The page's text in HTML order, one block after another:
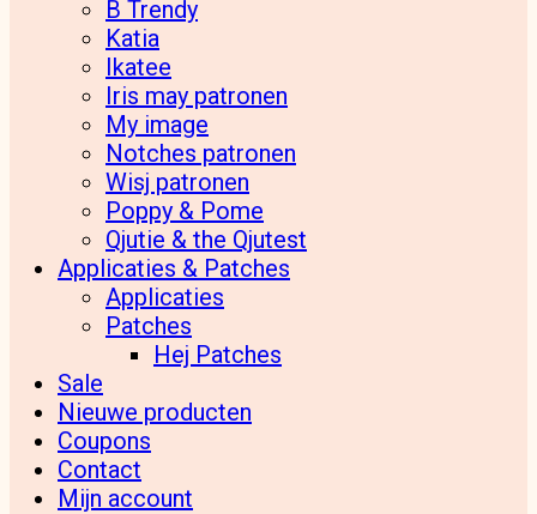
B Trendy
Katia
Ikatee
Iris may patronen
My image
Notches patronen
Wisj patronen
Poppy & Pome
Qjutie & the Qjutest
Applicaties & Patches
Applicaties
Patches
Hej Patches
Sale
Nieuwe producten
Coupons
Contact
Mijn account